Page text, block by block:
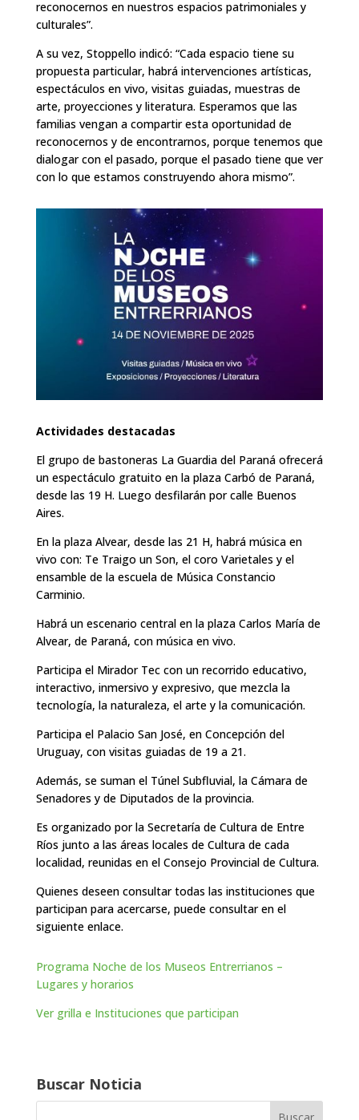
reconocernos en nuestros espacios patrimoniales y
culturales”.
A su vez, Stoppello indicó: “Cada espacio tiene su
propuesta particular, habrá intervenciones artísticas,
espectáculos en vivo, visitas guiadas, muestras de
arte, proyecciones y literatura. Esperamos que las
familias vengan a compartir esta oportunidad de
reconocernos y de encontrarnos, porque tenemos que
dialogar con el pasado, porque el pasado tiene que ver
con lo que estamos construyendo ahora mismo”.
Actividades destacadas
El grupo de bastoneras La Guardia del Paraná ofrecerá
un espectáculo gratuito en la plaza Carbó de Paraná,
desde las 19 H. Luego desfilarán por calle Buenos
Aires.
En la plaza Alvear, desde las 21 H, habrá música en
vivo con: Te Traigo un Son, el coro Varietales y el
ensamble de la escuela de Música Constancio
Carminio.
Habrá un escenario central en la plaza Carlos María de
Alvear, de Paraná, con música en vivo.
Participa el Mirador Tec con un recorrido educativo,
interactivo, inmersivo y expresivo, que mezcla la
tecnología, la naturaleza, el arte y la comunicación.
Participa el Palacio San José, en Concepción del
Uruguay, con visitas guiadas de 19 a 21.
Además, se suman el Túnel Subfluvial, la Cámara de
Senadores y de Diputados de la provincia.
Es organizado por la Secretaría de Cultura de Entre
Ríos junto a las áreas locales de Cultura de cada
localidad, reunidas en el Consejo Provincial de Cultura.
Quienes deseen consultar todas las instituciones que
participan para acercarse, puede consultar en el
siguiente enlace.
Programa Noche de los Museos Entrerrianos –
Lugares y horarios
Ver grilla e Instituciones que participan
Buscar Noticia